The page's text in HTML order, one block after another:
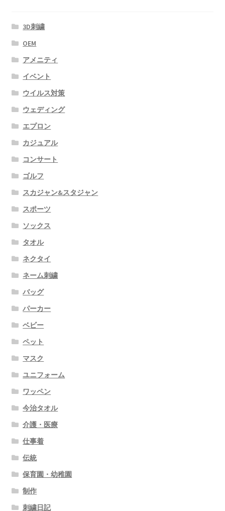
3D刺繍
OEM
アメニティ
イベント
ウイルス対策
ウェディング
エプロン
カジュアル
コンサート
ゴルフ
スカジャン&スタジャン
スポーツ
ソックス
タオル
ネクタイ
ネーム刺繍
バッグ
パーカー
ベビー
ペット
マスク
ユニフォーム
ワッペン
今治タオル
介護・医療
仕事着
伝統
保育園・幼稚園
制作
刺繍日記